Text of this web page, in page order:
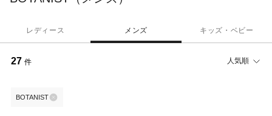
レディース メンズ キッズ・ベビー
27 件 人気順
BOTANIST